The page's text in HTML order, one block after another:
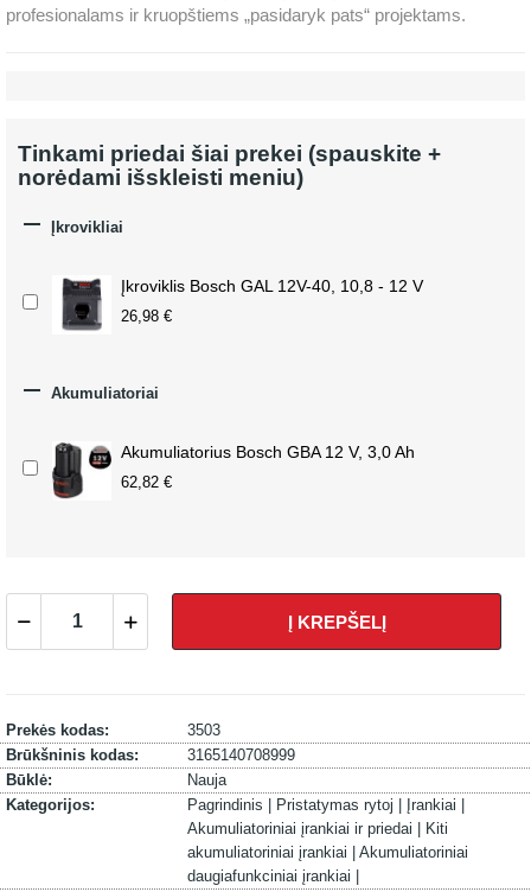
profesionalams ir kruopštiems „pasidaryk pats“ projektams.
Tinkami priedai šiai prekei (spauskite +
norėdami išskleisti meniu)
 Įkrovikliai
Įkroviklis Bosch GAL 12V-40, 10,8 - 12 V
26,98 €
 Akumuliatoriai
Akumuliatorius Bosch GBA 12 V, 3,0 Ah
62,82 €
Į KREPŠELĮ
Prekės kodas:
3503
Brūkšninis kodas:
3165140708999
Būklė:
Nauja
Kategorijos:
Pagrindinis | Pristatymas rytoj |
Įrankiai |
Akumuliatoriniai įrankiai ir priedai |
Kiti
akumuliatoriniai įrankiai | Akumuliatoriniai
daugiafunkciniai įrankiai |